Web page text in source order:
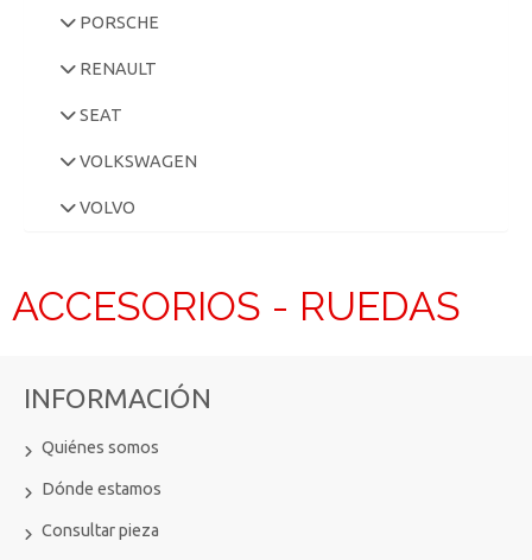
PORSCHE
RENAULT
SEAT
VOLKSWAGEN
VOLVO
ACCESORIOS - RUEDAS
INFORMACIÓN
Quiénes somos
Dónde estamos
Consultar pieza